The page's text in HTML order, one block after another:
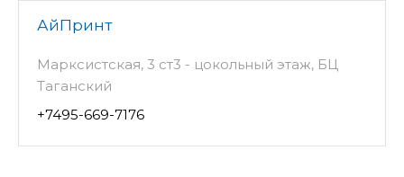
АйПринт
Марксистская, 3 ст3 - цокольный этаж, БЦ
Таганский
+7495-669-7176